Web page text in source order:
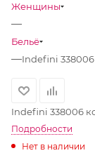
Женщины
—
Бельё
—Indefini
Indefini 338006
Подробности
Нет в наличии